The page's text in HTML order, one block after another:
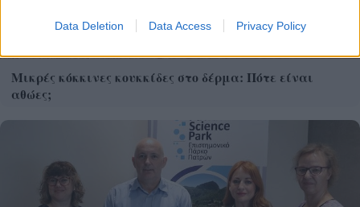
Data Deletion Data Access Privacy Policy
Μικρές κόκκινες κουκκίδες στο δέρμα: Πότε είναι
αθώες;